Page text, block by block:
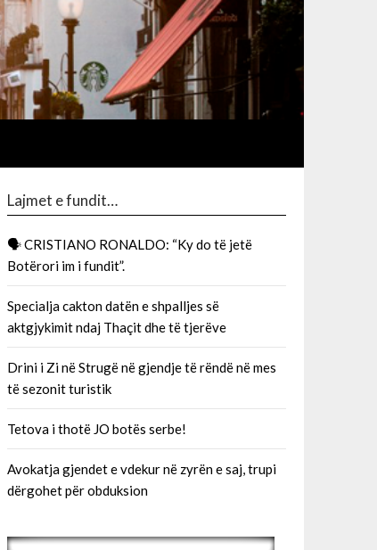
Lajmet e fundit…
🗣 CRISTIANO RONALDO: “Ky do të jetë
Botërori im i fundit”.
Specialja cakton datën e shpalljes së
aktgjykimit ndaj Thaçit dhe të tjerëve
Drini i Zi në Strugë në gjendje të rëndë në mes
të sezonit turistik
Tetova i thotë JO botës serbe!
Avokatja gjendet e vdekur në zyrën e saj, trupi
dërgohet për obduksion